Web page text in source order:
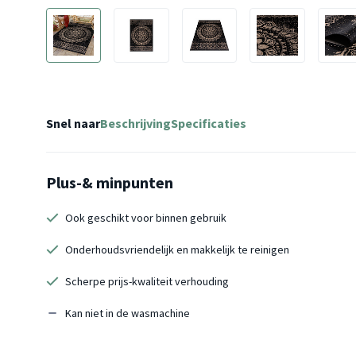
Snel naarBeschrijvingSpecificaties
Plus-& minpunten
Ook geschikt voor binnen gebruik
Onderhoudsvriendelijk en makkelijk te reinigen
Scherpe prijs-kwaliteit verhouding
Kan niet in de wasmachine